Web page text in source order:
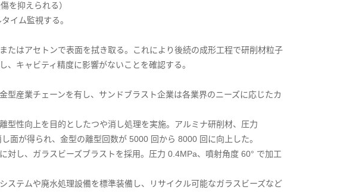
を抑えられる）
イム監視する。
たはアセトンで表面を拭き取る。これにより後続の成形工程で研削材粒子
キャビティ精度に影響がないことを確認する。
産業チェーンを有し、サンドブラスト企業は各業界のニーズに応じたカ
型性向上を目的としたつや消し処理を実施。アルミナ研削材、圧力
が得られ、金型の離型回数が 5000 回から 8000 回に向上した。
し、ガラスビーズブラストを採用。圧力 0.4MPa、噴射角度 60° で加工
テムや廃水処理設備を標準装備し、リサイクル可能なガラスビーズなど